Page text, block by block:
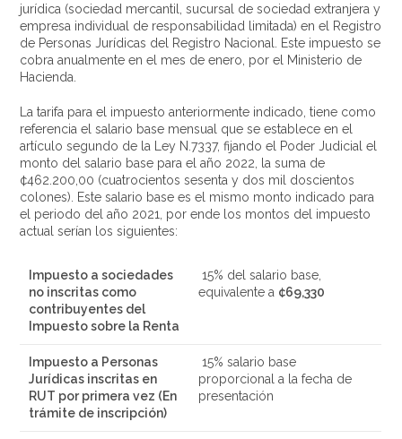
jurídica (sociedad mercantil, sucursal de sociedad extranjera y
empresa individual de responsabilidad limitada) en el Registro
de Personas Jurídicas del Registro Nacional. Este impuesto se
cobra anualmente en el mes de enero, por el Ministerio de
Hacienda.
La tarifa para el impuesto anteriormente indicado, tiene como
referencia el salario base mensual que se establece en el
artículo segundo de la Ley N.7337, fijando el Poder Judicial el
monto del salario base para el año 2022, la suma de
¢462.200,00 (cuatrocientos sesenta y dos mil doscientos
colones). Este salario base es el mismo monto indicado para
el periodo del año 2021, por ende los montos del impuesto
actual serían los siguientes:
mpuesto a sociedades
no inscritas como
contribuyentes del
Impuesto sobre la Renta
15% del salario base,
equivalente a ¢69,330
Impuesto a Personas
Jurídicas inscritas en
RUT por primera vez (En
trámite de inscripción)
15% salario base
proporcional a la fecha de
presentación